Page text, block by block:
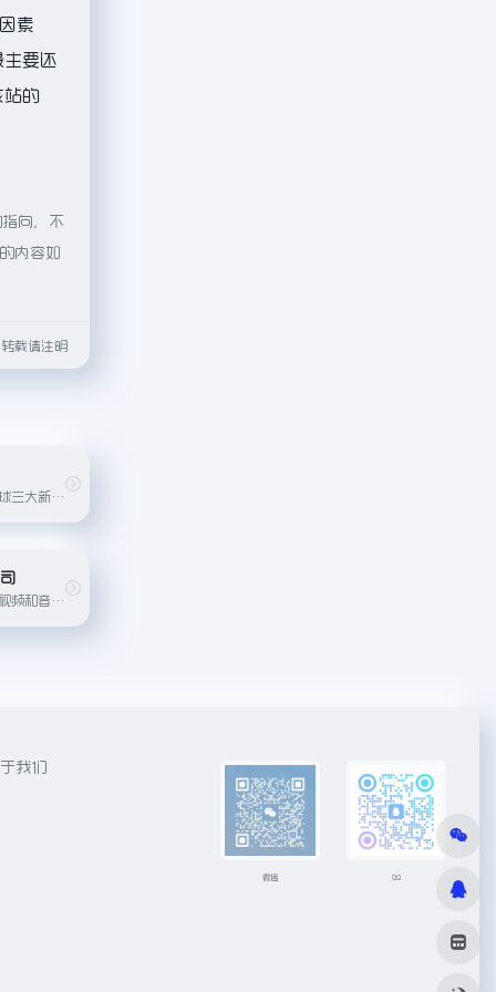
素
要还
站的
向，不
内容如
载请注明
法国新闻社，是全球三大新闻通讯社之一，提供多语种新闻报道。
提供国内外新闻、视频和音频内容
我们
微信 QQ